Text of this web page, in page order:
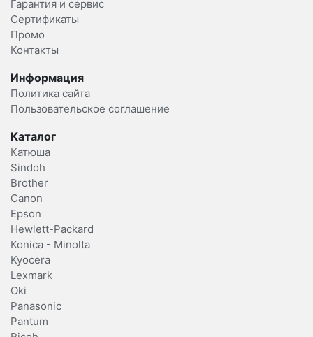
Гарантия и сервис
Сертификаты
Промо
Контакты
Информация
Политика сайта
Пользовательское соглашение
Каталог
Катюша
Sindoh
Brother
Canon
Epson
Hewlett-Packard
Konica - Minolta
Kyocera
Lexmark
Oki
Panasonic
Pantum